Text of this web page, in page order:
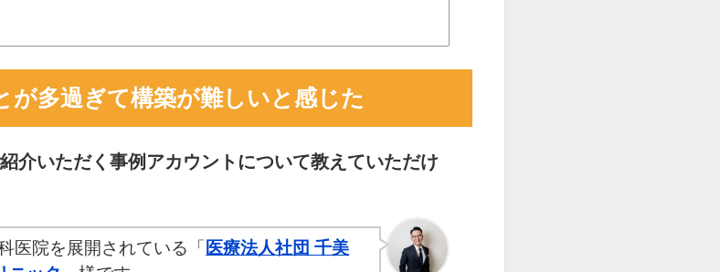
が多過ぎて構築が難しいと感じた
介いただく事例アカウントについて教えていただけ
医院を展開されている「 医療法人社団 千美